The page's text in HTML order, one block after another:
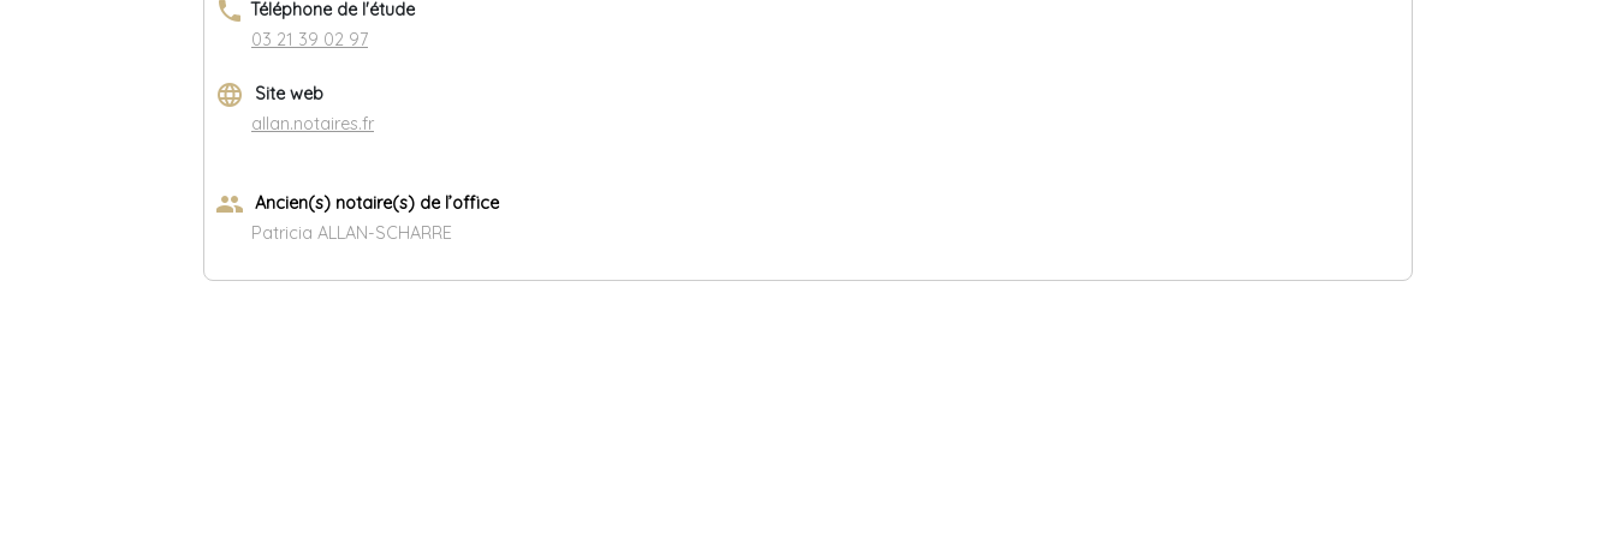
phone Téléphone de l'étude
03 21 39 02 97
language
Site web
allan.notaires.fr
group Ancien(s) notaire(s) de l’office
Patricia ALLAN-SCHARRE